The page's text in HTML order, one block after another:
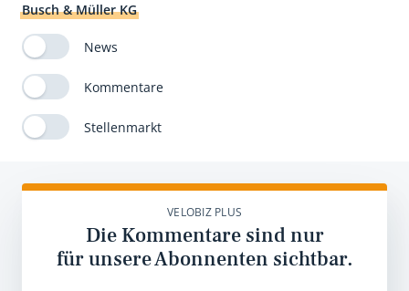
Busch & Müller KG
News
Kommentare
Stellenmarkt
VELOBIZ PLUS
Die Kommentare sind nur
für unsere Abonnenten sichtbar.